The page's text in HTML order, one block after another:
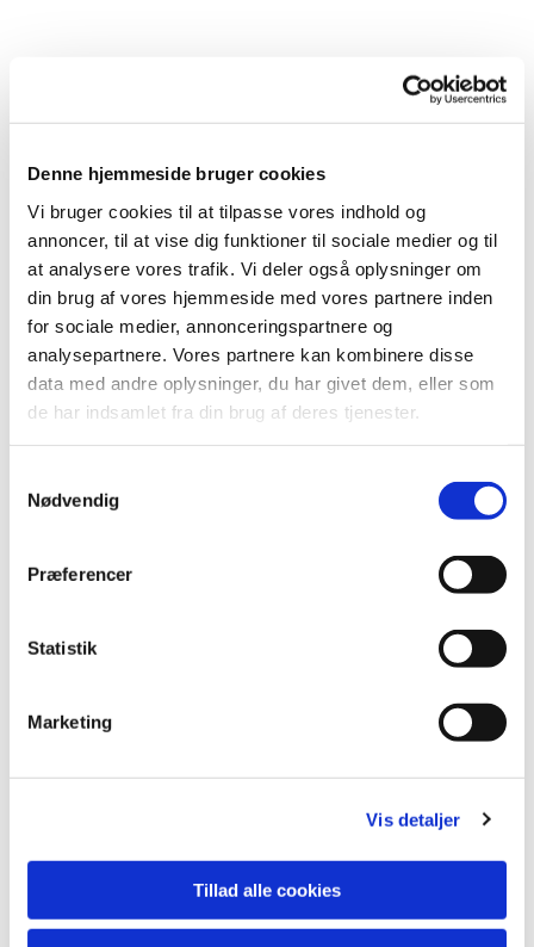
Denne hjemmeside bruger cookies
Vi bruger cookies til at tilpasse vores indhold og
annoncer, til at vise dig funktioner til sociale medier og til
at analysere vores trafik. Vi deler også oplysninger om
din brug af vores hjemmeside med vores partnere inden
for sociale medier, annonceringspartnere og
analysepartnere. Vores partnere kan kombinere disse
data med andre oplysninger, du har givet dem, eller som
de har indsamlet fra din brug af deres tjenester.
Nødvendig
Præferencer
Statistik
Marketing
Vis detaljer
Tillad alle cookies